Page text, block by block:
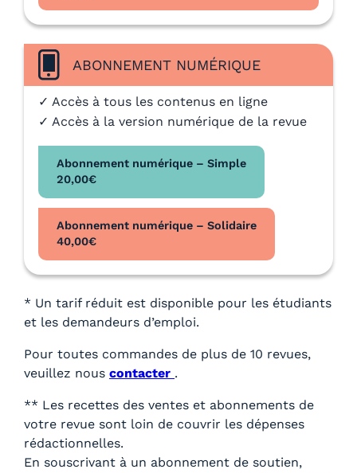
ABONNEMENT NUMÉRIQUE
✓ Accès à tous les contenus en ligne
✓ Accès à la version numérique de la revue
Abonnement numérique – Simple
20,00€
Abonnement numérique – Solidaire
40,00€
* Un tarif réduit est disponible pour les étudiants
et les demandeurs d’emploi.
Pour toutes commandes de plus de 10 revues,
veuillez nous contacter .
** Les recettes des ventes et abonnements de
votre revue sont loin de couvrir les dépenses
rédactionnelles.
En souscrivant à un abonnement de soutien,